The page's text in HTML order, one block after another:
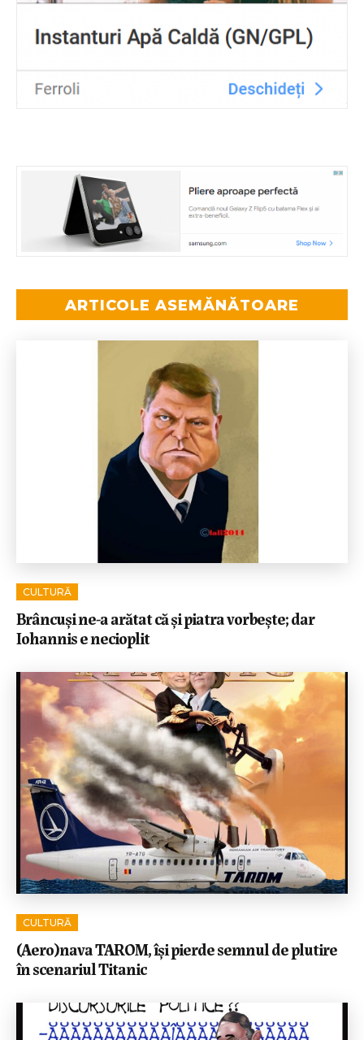
ARTICOLE ASEMĂNĂTOARE
CULTURĂ
Brâncuși ne-a arătat că și piatra vorbește; dar
Iohannis e necioplit
CULTURĂ
(Aero)nava TAROM, își pierde semnul de plutire
în scenariul Titanic